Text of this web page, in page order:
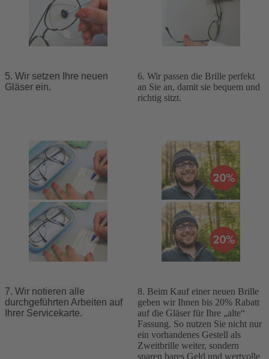
5. Wir setzen Ihre neuen
Gläser ein.
6. Wir passen die Brille perfekt
an Sie an, damit sie bequem und
richtig sitzt.
7. Wir notieren alle
durchgeführten Arbeiten auf
Ihrer Servicekarte.
8. Beim Kauf einer neuen Brille
geben wir Ihnen bis 20% Rabatt
auf die Gläser für Ihre „alte“
Fassung. So nutzen Sie nicht nur
ein vorhandenes Gestell als
Zweitbrille weiter, sondern
sparen bares Geld und wertvolle